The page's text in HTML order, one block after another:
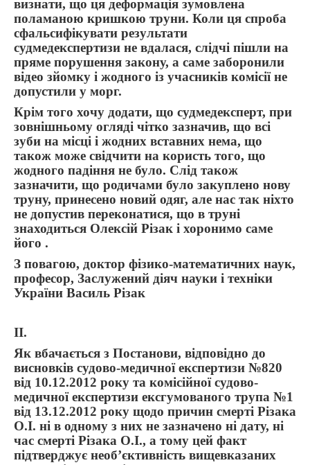
визнати, що ця деформація зумовлена
поламаною кришкою труни. Коли ця спроба
сфальсифікувати результати
судмедекспертизи не вдалася, слідчі пішли на
пряме порушення закону, а саме заборонили
відео зйомку і жодного із учасників комісії не
допустили у морг.
Крім того хочу додати, що судмедексперт, при
зовнішньому огляді чітко зазначив, що всі
зуби на місці і жодних вставних нема, що
також може свідчити на користь того, що
жодного падіння не було. Слід також
зазначити, що родичами було закуплено нову
труну, принесено новий одяг, але нас так ніхто
не допустив переконатися, що в труні
знаходиться Олексій Різак і хоронимо саме
його .
З повагою, доктор фізико-математичних наук,
професор, Заслужений діяч науки і техніки
України Василь Різак
II.
Як вбачається з Постанови, відповідно до
висновків судово-медичної експертизи №820
від 10.12.2012 року та комісійної судово-
медичної експертизи ексгумованого трупа №1
від 13.12.2012 року щодо причин смерті Різака
О.І. ні в одному з них не зазначено ні дату, ні
час смерті Різака О.І., а тому цей факт
підтверджує необ’єктивність вищевказаних